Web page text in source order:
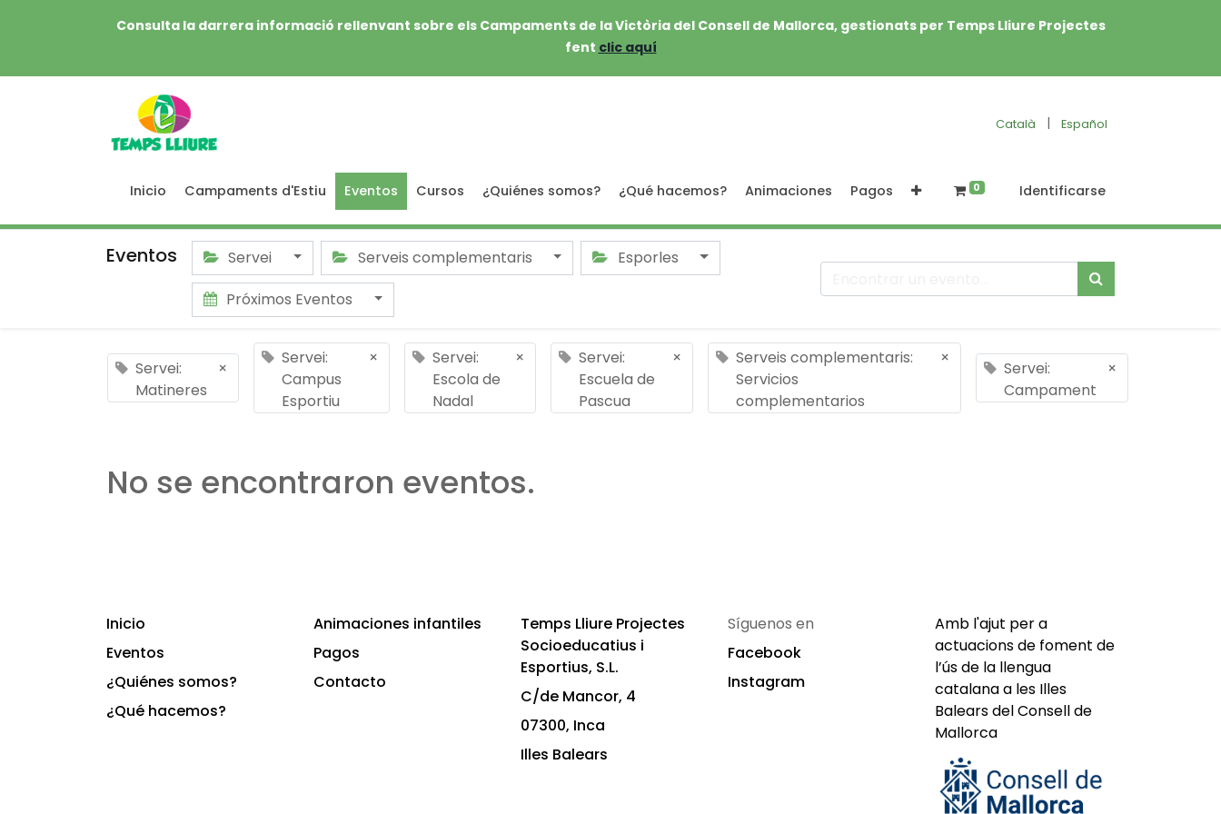
Consulta la darrera informació rellenvant sobre els Campaments de la Victòria del Consell de Mallorca, gestionats per Temps Lliure Projectes
fent clic aquí
Català | Español
Inicio Campaments d'Estiu Eventos Cursos ¿Quiénes somos? ¿Qué hacemos? Animaciones Pagos 0 Identificarse
Eventos Servei Serveis complementaris
Esporles
Próximos Eventos
Servei:
Matineres
×
Servei:
Campus
Esportiu
×
Servei:
Escola de
Nadal
×
Servei:
Escuela de
Pascua
×
Serveis complementaris:
Servicios
complementarios
×
Servei:
Campament
×
No se encontraron eventos.
Inicio
Eventos
¿Quiénes somos?
¿Qué hacemos?
Animaciones infantiles
Pagos
Contacto
Temps Lliure Projectes
Socioeducatius i
Esportius, S.L.
C/de Mancor, 4
07300, Inca
Illes Balears
Síguenos en
Facebook
Instagram
Amb l'ajut per a
actuacions de foment de
l’ús de la llengua
catalana a les Illes
Balears del Consell de
Mallorca